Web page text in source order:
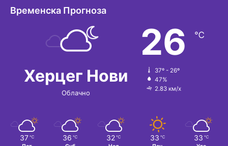
тВременска Прогноза
Херцег Нови
Облачно
26 ℃
37º - 26º
47%
2.83 км/х
37 ℃ 36 ℃ 32 ℃ 33 ℃ 33 ℃